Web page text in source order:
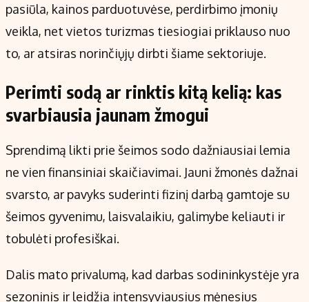
pasiūla, kainos parduotuvėse, perdirbimo įmonių
veikla, net vietos turizmas tiesiogiai priklauso nuo
to, ar atsiras norinčiųjų dirbti šiame sektoriuje.
Perimti sodą ar rinktis kitą kelią: kas
svarbiausia jaunam žmogui
Sprendimą likti prie šeimos sodo dažniausiai lemia
ne vien finansiniai skaičiavimai. Jauni žmonės dažnai
svarsto, ar pavyks suderinti fizinį darbą gamtoje su
šeimos gyvenimu, laisvalaikiu, galimybe keliauti ir
tobulėti profesiškai.
Dalis mato privalumą, kad darbas sodininkystėje yra
sezoninis ir leidžia intensyviausius mėnesius